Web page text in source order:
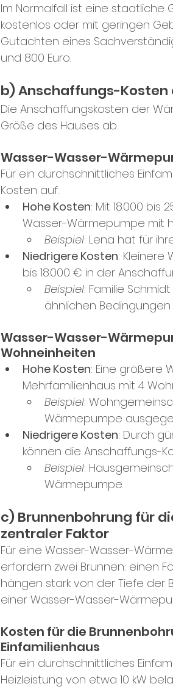
Im Normalfall ist eine staatliche
kostenlos oder mit geringen
Gutachten eines
und 800 Euro.
b) Anschaffungs-
Die Anschaffungskosten der
Größe des Hauses ab.
Wasser-Wasser-
Für ein durchschnittliches
Kosten auf:
Hohe Kosten: Mit 18.000
Wasser-Wärmepumpe mit
Beispiel: Lena hat für
Niedrigere Kosten: Kleinere
bis 18.000 € in der
Beispiel: Familie
ähnlichen Bedingungen
Wasser-Wasser-
Wohneinheiten
Hohe Kosten: Eine größere
Mehrfamilienhaus mit 4
Beispiel:
Wärmepumpe
Niedrigere Kosten: Durch
können die Anschaffungs-
Beispiel:
Wärmepumpe.
c) Brunnenbohrung für
zentraler Faktor
Für eine Wasser-Wasser-
erfordern zwei Brunnen: einen
hängen stark von der Tiefe der
einer Wasser-Wasser-
Kosten für die
Einfamilienhaus
Für ein durchschnittliches
Heizleistung von etwa 10 kW